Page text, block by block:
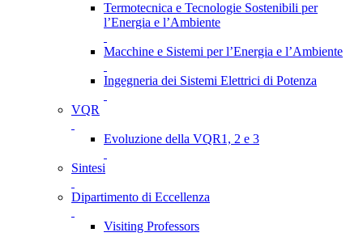
Termotecnica e Tecnologie Sostenibili per
l’Energia e l’Ambiente
Macchine e Sistemi per l’Energia e l’Ambiente
Ingegneria dei Sistemi Elettrici di Potenza
VQR
Evoluzione della VQR1, 2 e 3
Sintesi
Dipartimento di Eccellenza
Visiting Professors